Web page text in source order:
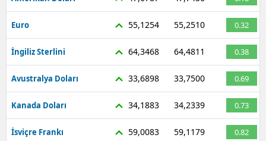
Euro 55,1254 55,2510 0.32
İngiliz Sterlini 64,3468 64,4811 0.38
Avustralya Doları 33,6898 33,7500 0.69
Kanada Doları 34,1883 34,2339 0.73
İsviçre Frankı 59,0083 59,1179 0.82